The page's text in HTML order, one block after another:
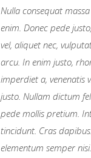
Nulla consequat
enim. Donec pede
vel, aliquet nec,
arcu. In enim justo,
imperdiet a, venenatis
justo. Nullam dictum
pede mollis pretium.
tincidunt. Cras
elementum semper